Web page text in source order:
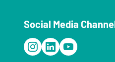
Social Media